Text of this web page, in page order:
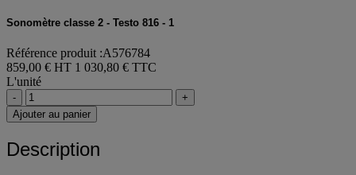
Sonomètre classe 2 - Testo 816 - 1
Référence produit :A576784
859,00 € HT 1 030,80 € TTC
L'unité
-
+
Ajouter au panier
Description